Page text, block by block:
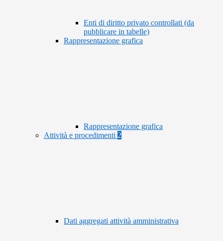
Enti di diritto privato controllati (da
pubblicare in tabelle)
Rappresentazione grafica
Rappresentazione grafica
Attività e procedimenti 2
Dati aggregati attività amministrativa